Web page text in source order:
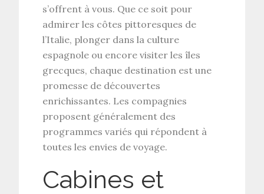
s’offrent à vous. Que ce soit pour
admirer les côtes pittoresques de
l’Italie, plonger dans la culture
espagnole ou encore visiter les îles
grecques, chaque destination est une
promesse de découvertes
enrichissantes. Les compagnies
proposent généralement des
programmes variés qui répondent à
toutes les envies de voyage.
Cabines et